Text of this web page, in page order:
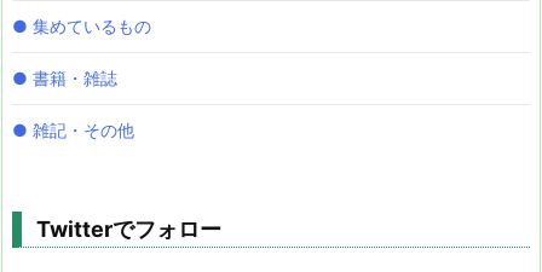
● 集めているもの
● 書籍・雑誌
● 雑記・その他
Twitterでフォロー